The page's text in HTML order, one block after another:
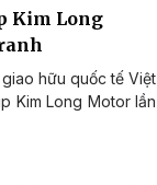
Kim Long
hữu quốc tế Việt
Kim Long Motor lần